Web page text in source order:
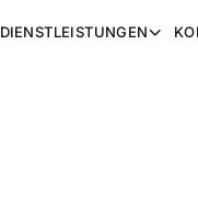
DIENSTLEISTUNGEN